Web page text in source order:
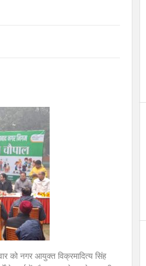
को नगर आयुक्त विक्रमादित्य सिंह